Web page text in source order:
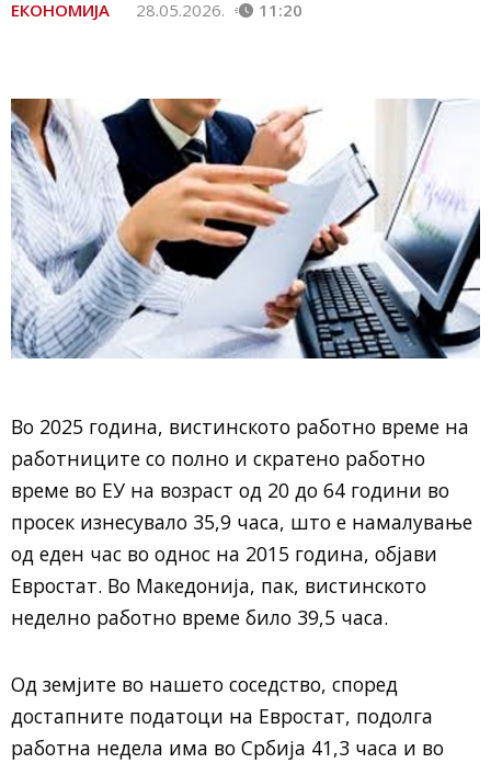
ЕКОНОМИЈА 28.05.2026. 11:20
Во 2025 година, вистинското работно време на
работниците со полно и скратено работно
време во ЕУ на возраст од 20 до 64 години во
просек изнесувало 35,9 часа, што е намалување
од еден час во однос на 2015 година, објави
Евростат. Во Македонија, пак, вистинското
неделно работно време било 39,5 часа.
Од земјите во нашето соседство, според
достапните податоци на Евростат, подолга
работна недела има во Србија 41,3 часа и во